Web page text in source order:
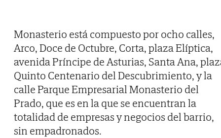
Monasterio está compuesto por ocho calles,
Arco, Doce de Octubre, Corta, plaza Elíptica,
avenida Príncipe de Asturias, Santa Ana,
Quinto Centenario del Descubrimiento, y la
calle Parque Empresarial Monasterio del
Prado, que es en la que se encuentran la
totalidad de empresas y negocios del barrio,
sin empadronados.